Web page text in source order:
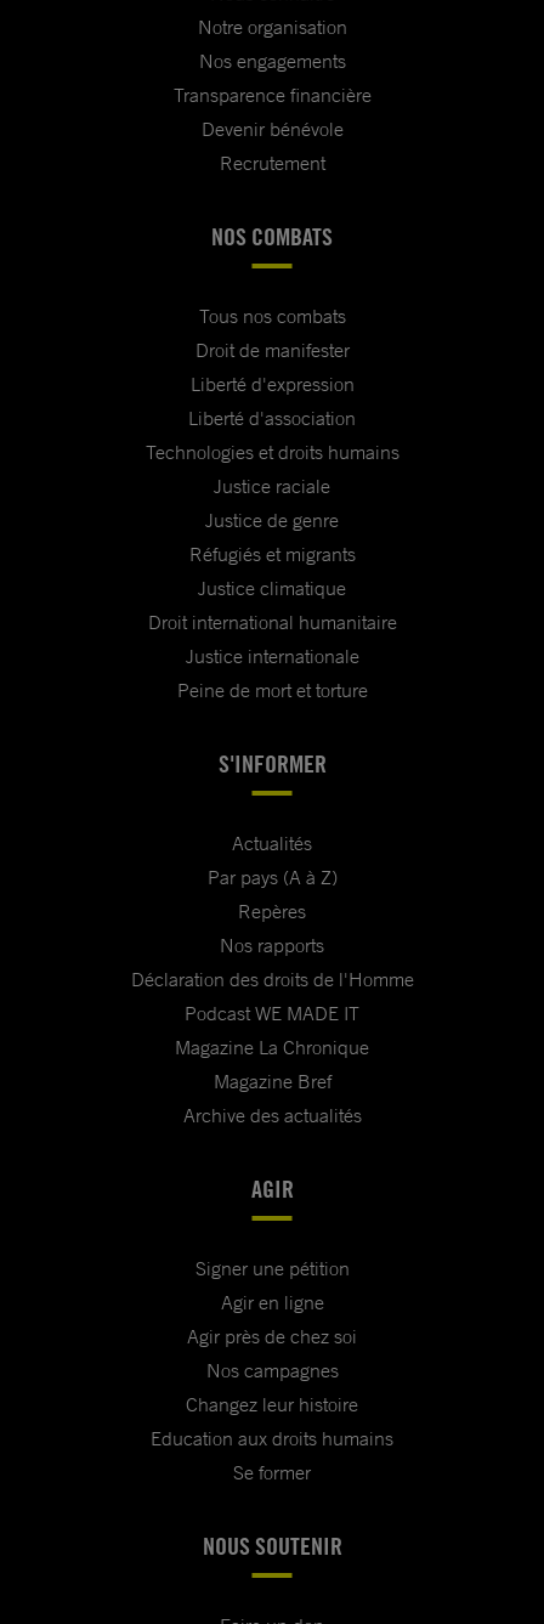
Notre organisation
Nos engagements
Transparence financière
Devenir bénévole
Recrutement
NOS COMBATS
Tous nos combats
Droit de manifester
Liberté d'expression
Liberté d'association
Technologies et droits humains
Justice raciale
Justice de genre
Réfugiés et migrants
Justice climatique
Droit international humanitaire
Justice internationale
Peine de mort et torture
S'INFORMER
Actualités
Par pays (A à Z)
Repères
Nos rapports
Déclaration des droits de l'Homme
Podcast WE MADE IT
Magazine La Chronique
Magazine Bref
Archive des actualités
AGIR
Signer une pétition
Agir en ligne
Agir près de chez soi
Nos campagnes
Changez leur histoire
Education aux droits humains
Se former
NOUS SOUTENIR